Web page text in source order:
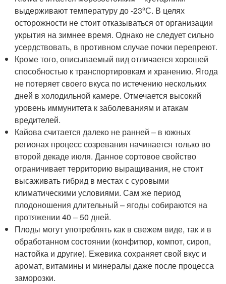
выдерживают температуру до -23ºС. В целях
осторожности не стоит отказываться от организации
укрытия на зимнее время. Однако не следует сильно
усердствовать, в противном случае почки перепреют.
Кроме того, описываемый вид отличается хорошей
способностью к транспортировкам и хранению. Ягода
не потеряет своего вкуса по истечению нескольких
дней в холодильной камере. Отмечается высокий
уровень иммунитета к заболеваниям и атакам
вредителей.
Кайова считается далеко не ранней – в южных
регионах процесс созревания начинается только во
второй декаде июля. Данное сортовое свойство
ограничивает территорию выращивания, не стоит
высаживать гибрид в местах с суровыми
климатическими условиями. Сам же период
плодоношения длительный – ягоды собираются на
протяжении 40 – 50 дней.
Плоды могут употреблять как в свежем виде, так и в
обработанном состоянии (конфитюр, компот, сироп,
настойка и другие). Ежевика сохраняет свой вкус и
аромат, витамины и минералы даже после процесса
заморозки.